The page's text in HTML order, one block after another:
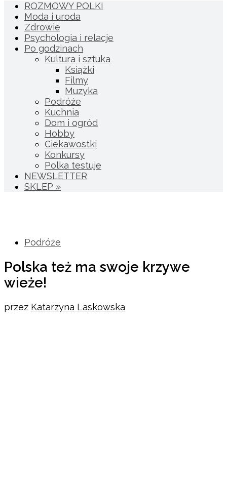
ROZMOWY POLKI
Moda i uroda
Zdrowie
Psychologia i relacje
Po godzinach
Kultura i sztuka
Książki
Filmy
Muzyka
Podróże
Kuchnia
Dom i ogród
Hobby
Ciekawostki
Konkursy
Polka testuje
NEWSLETTER
SKLEP »
Podróże
Polska też ma swoje krzywe
wieże!
przez Katarzyna Laskowska